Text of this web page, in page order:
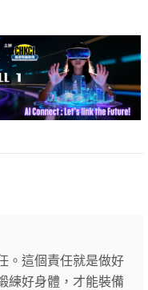
。這個責任就是做好
練好身體，才能裝備